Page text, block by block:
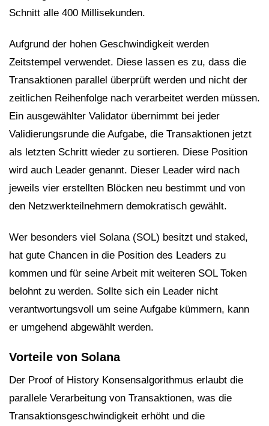
Schnitt alle 400 Millisekunden.
Aufgrund der hohen Geschwindigkeit werden
Zeitstempel verwendet. Diese lassen es zu, dass die
Transaktionen parallel überprüft werden und nicht der
zeitlichen Reihenfolge nach verarbeitet werden müssen.
Ein ausgewählter Validator übernimmt bei jeder
Validierungsrunde die Aufgabe, die Transaktionen jetzt
als letzten Schritt wieder zu sortieren. Diese Position
wird auch Leader genannt. Dieser Leader wird nach
jeweils vier erstellten Blöcken neu bestimmt und von
den Netzwerkteilnehmern demokratisch gewählt.
Wer besonders viel Solana (SOL) besitzt und staked,
hat gute Chancen in die Position des Leaders zu
kommen und für seine Arbeit mit weiteren SOL Token
belohnt zu werden. Sollte sich ein Leader nicht
verantwortungsvoll um seine Aufgabe kümmern, kann
er umgehend abgewählt werden.
Vorteile von Solana
Der Proof of History Konsensalgorithmus erlaubt die
parallele Verarbeitung von Transaktionen, was die
Transaktionsgeschwindigkeit erhöht und die